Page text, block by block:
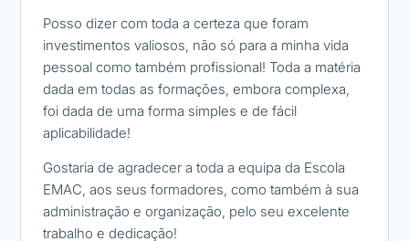
Posso dizer com toda a certeza que foram
investimentos valiosos, não só para a minha vida
pessoal como também profissional! Toda a matéria
dada em todas as formações, embora complexa,
foi dada de uma forma simples e de fácil
aplicabilidade!
Gostaria de agradecer a toda a equipa da Escola
EMAC, aos seus formadores, como também à sua
administração e organização, pelo seu excelente
trabalho e dedicação!